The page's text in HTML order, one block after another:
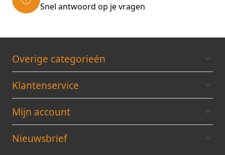
Snel antwoord op je vragen
Overige categorieén
Klantenservice
Mijn account
Nieuwsbrief